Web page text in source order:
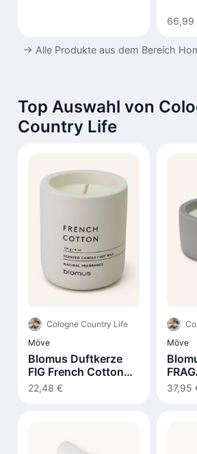
66,99
→ Alle Produkte aus dem Bereich
Top Auswahl von
Country Life
Cologne Country Life
Möve
Blomus Duftkerze
FIG French Cotton
290g
22,48 €
Möve
37,95